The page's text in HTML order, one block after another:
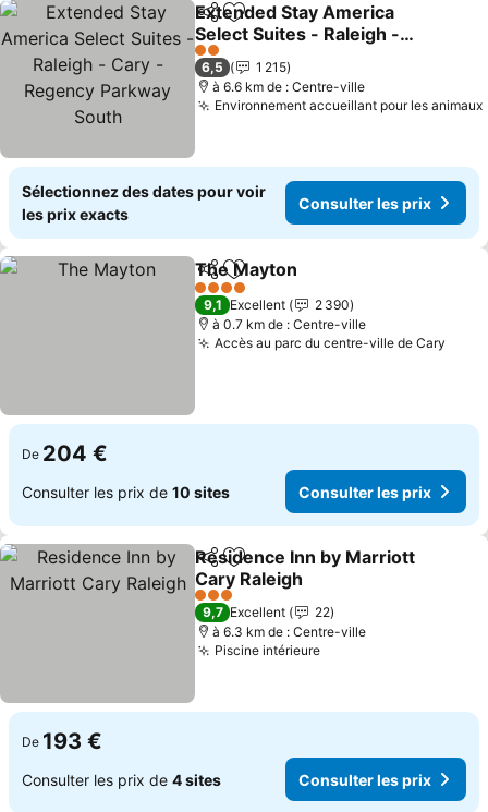
PartagerAjouter à mes favoris
Extended Stay America
Select Suites - Raleigh -
Cary - Regency Parkway
South
Consulter les prix
2 Étoiles
6,5
1 215
à 6.6 km de : Centre-ville
Environnement accueillant pour les animaux
Sélectionnez des dates pour voir
les prix exacts
Consulter les prix
PartagerAjouter à mes favoris
The Mayton
4 Étoiles
9,1 Excellent
2 390
à 0.7 km de : Centre-ville
Accès au parc du centre-ville de Cary
De 204 €
Consulter les prix de 10 sites Consulter les prix
PartagerAjouter à mes favoris
Residence Inn by Marriott
Cary Raleigh
Consulter les prix
3 Étoiles
9,7 Excellent
22
à 6.3 km de : Centre-ville
Piscine intérieureConsulter les prix
De 193 €
Consulter les prix de 4 sites Consulter les prix